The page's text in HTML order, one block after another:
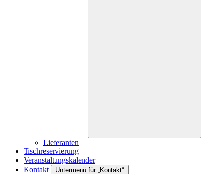
Lieferanten
Tischreservierung
Veranstaltungskalender
Kontakt
Untermenü für „Kontakt“